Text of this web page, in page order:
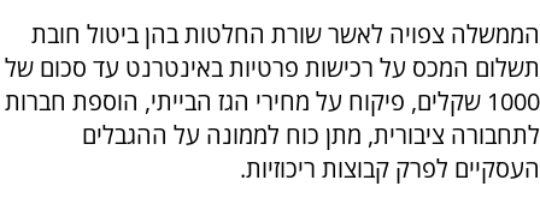
הממשלה צפויה לאשר שורת החלטות בהן ביטול חובת
תשלום המכס על רכישות פרטיות באינטרנט עד סכום של
1000 שקלים, פיקוח על מחירי הגז הבייתי, הוספת חברות
לתחבורה ציבורית, מתן כוח לממונה על ההגבלים
העסקיים לפרק קבוצות ריכוזיות.